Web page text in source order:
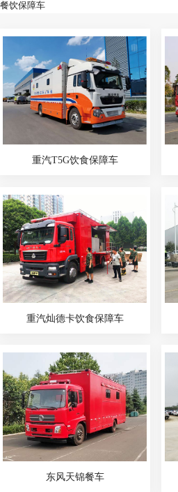
餐饮保障车
重汽T5G饮食保障车
重汽灿德卡饮食保障车
东风天锦餐车